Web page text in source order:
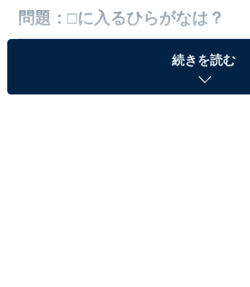
問題：□に入るひらがなは？
続きを読む